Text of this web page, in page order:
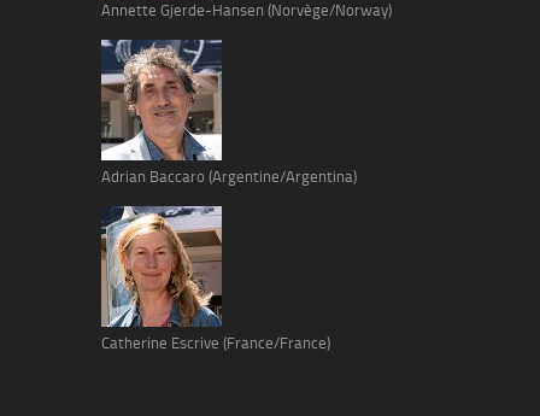
Annette Gjerde-Hansen (Norvège/Norway)
Adrian Baccaro (Argentine/Argentina)
Catherine Escrive (France/France)